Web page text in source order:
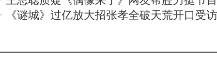
《谜城》过亿放大招张孝全破天荒开口受访